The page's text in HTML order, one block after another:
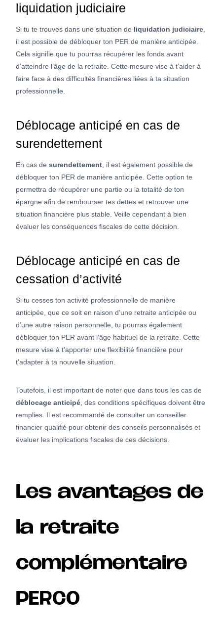
liquidation judiciaire
Si tu te trouves dans une situation de liquidation judiciaire
il est possible de débloquer ton PER de manière anticipée.
Cela signifie que tu pourras récupérer les fonds avant
d’atteindre l’âge de la retraite. Cette mesure vise à t’aider à
faire face à des difficultés financières liées à ta situation
professionnelle.
Déblocage anticipé en cas de
surendettement
En cas de surendettement , il est également possible de
débloquer ton PER de manière anticipée. Cette option te
permettra de récupérer une partie ou la totalité de ton
épargne afin de rembourser tes dettes et retrouver une
situation financière plus stable. Veille cependant à bien
évaluer les conséquences fiscales de cette décision.
Déblocage anticipé en cas de
cessation d’activité
Si tu cesses ton activité professionnelle de manière
anticipée, que ce soit en raison d’une retraite anticipée ou
d’une autre raison personnelle, tu pourras également
débloquer ton PER avant l’âge habituel de la retraite. Cette
mesure vise à t’apporter une flexibilité financière pour
t’adapter à ta nouvelle situation.
Toutefois, il est important de noter que dans tous les cas de
déblocage anticipé , des conditions spécifiques doivent être
remplies. Il est recommandé de consulter un conseiller
financier qualifié pour obtenir des conseils personnalisés et
évaluer les implications fiscales de ces décisions.
Les avantages de
la retraite
complémentaire
PERCO